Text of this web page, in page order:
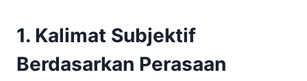
1. Kalimat Subjektif
Berdasarkan Perasaan